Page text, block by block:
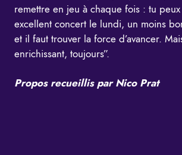
remettre en jeu à chaque fois : tu
excellent concert le lundi, un moins
et il faut trouver la force d’avancer.
enrichissant, toujours”.
Propos recueillis par Nico Prat